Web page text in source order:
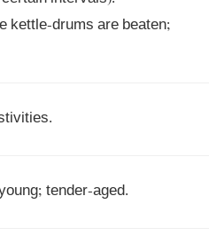
kettle-drums are beaten;
tender-aged.